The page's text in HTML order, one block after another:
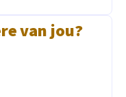
van jou?